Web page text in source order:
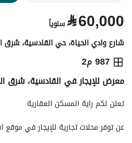
⃁60,000 سنوياً
شارع وادي الحياة، حي القادسية، شرق
987 م2
⃁
60,000
الإعلان الاماكن القريبة
معرض للإيجار في القادسية، شرق
تعلن لكم راية المسكن العقارية
عن توفر محلات تجارية للإيجار في موقع